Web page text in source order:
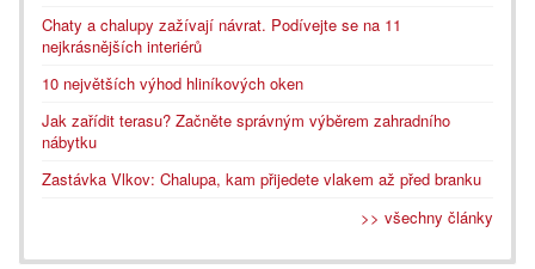
Chaty a chalupy zažívají návrat. Podívejte se na 11
nejkrásnějších interiérů
10 největších výhod hliníkových oken
Jak zařídit terasu? Začněte správným výběrem zahradního
nábytku
Zastávka Vlkov: Chalupa, kam přijedete vlakem až před branku
>> všechny články